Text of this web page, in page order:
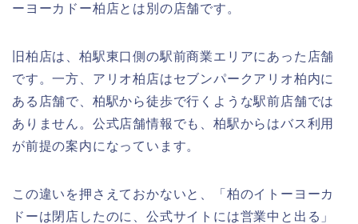
ーヨーカドー柏店とは別の店舗です。
旧柏店は、柏駅東口側の駅前商業エリアにあった店舗
です。一方、アリオ柏店はセブンパークアリオ柏内に
ある店舗で、柏駅から徒歩で行くような駅前店舗では
ありません。公式店舗情報でも、柏駅からはバス利用
が前提の案内になっています。
この違いを押さえておかないと、「柏のイトーヨーカ
ドーは閉店したのに、公式サイトには営業中と出る」